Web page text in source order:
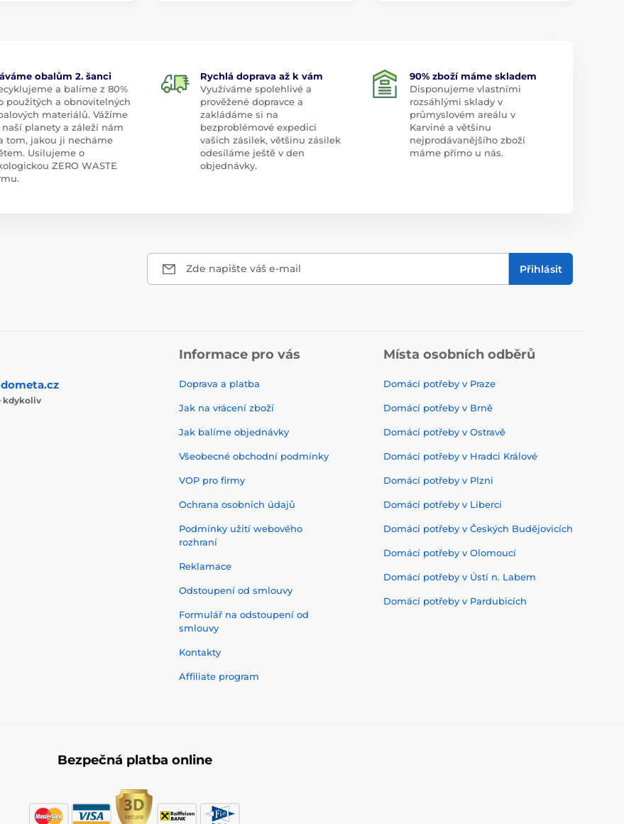
obalům 2. šanci
a balíme z 80%
použitých a obnovitelných
materiálů. Vážíme
naší planety a záleží nám
tom, jakou ji necháme
Usilujeme o
ZERO WASTE
Rychlá doprava až k vám
Využíváme spolehlivé a
prověžené dopravce a
zakládáme si na
bezproblémové expedici
vašich zásilek, většinu zásilek
odesíláme ještě v den
objednávky.
90% zboží máme skladem
Disponujeme vlastními
rozsáhlými sklady v
průmyslovém areálu v
Karviné a většinu
nejprodávanějšího zboží
máme přímo u nás.
Zde napište váš e-mail Přihlásit
kdykoliv
Informace pro vás
Doprava a platba
Jak na vrácení zboží
Jak balíme objednávky
Všeobecné obchodní podmínky
VOP pro firmy
Ochrana osobních údajů
Podmínky užití webového
rozhraní
Reklamace
Odstoupení od smlouvy
Formulář na odstoupení od
smlouvy
Kontakty
Affiliate program
Místa osobních odběrů
Domácí potřeby v Praze
Domácí potřeby v Brně
Domácí potřeby v Ostravě
Domácí potřeby v Hradci Králové
Domácí potřeby v Plzni
Domácí potřeby v Liberci
Domácí potřeby v Českých Budějovicích
Domácí potřeby v Olomoucí
Domácí potřeby v Ústí n. Labem
Domácí potřeby v Pardubicích
Bezpečná platba online